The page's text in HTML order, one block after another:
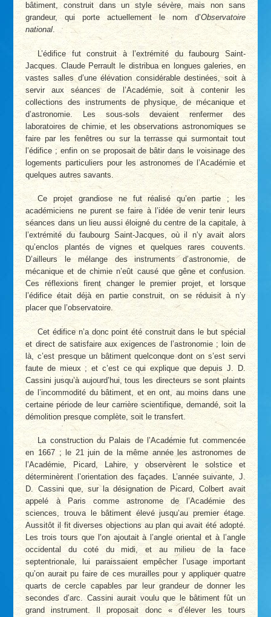
bâtiment, construit dans un style sévère, mais non sans
grandeur, qui porte actuellement le nom d’Observatoire
national.
L’édifice fut construit à l’extrémité du faubourg Saint-
Jacques. Claude Perrault le distribua en longues galeries, en
vastes salles d’une élévation considérable destinées, soit à
servir aux séances de l’Académie, soit à contenir les
collections des instruments de physique, de mécanique et
d’astronomie. Les sous-sols devaient renfermer des
laboratoires de chimie, et les observations astronomiques se
faire par les fenêtres ou sur la terrasse qui surmontait tout
l’édifice ; enfin on se proposait de bâtir dans le voisinage des
logements particuliers pour les astronomes de l’Académie et
quelques autres savants.
Ce projet grandiose ne fut réalisé qu’en partie ; les
académiciens ne purent se faire à l’idée de venir tenir leurs
séances dans un lieu aussi éloigné du centre de la capitale, à
l’extrémité du faubourg Saint-Jacques, où il n’y avait alors
qu’enclos plantés de vignes et quelques rares couvents.
D’ailleurs le mélange des instruments d’astronomie, de
mécanique et de chimie n’eût causé que gêne et confusion.
Ces réflexions firent changer le premier projet, et lorsque
l’édifice était déjà en partie construit, on se réduisit à n’y
placer que l’observatoire.
Cet édifice n’a donc point été construit dans le but spécial
et direct de satisfaire aux exigences de l’astronomie ; loin de
là, c’est presque un bâtiment quelconque dont on s’est servi
faute de mieux ; et c’est ce qui explique que depuis J. D.
Cassini jusqu’à aujourd’hui, tous les directeurs se sont plaints
de l’incommodité du bâtiment, et en ont, au moins dans une
certaine période de leur carrière scientifique, demandé, soit la
démolition presque complète, soit le transfert.
La construction du Palais de l’Académie fut commencée
en 1667 ; le 21 juin de la même année les astronomes de
l’Académie, Picard, Lahire, y observèrent le solstice et
déterminèrent l’orientation des façades. L’année suivante, J.
D. Cassini que, sur la désignation de Picard, Colbert avait
appelé à Paris comme astronome de l’Académie des
sciences, trouva le bâtiment élevé jusqu’au premier étage.
Aussitôt il fit diverses objections au plan qui avait été adopté.
Les trois tours que l’on ajoutait à l’angle oriental et à l’angle
occidental du coté du midi, et au milieu de la face
septentrionale, lui paraissaient empêcher l’usage important
qu’on aurait pu faire de ces murailles pour y appliquer quatre
quarts de cercle capables par leur grandeur de donner les
secondes d’arc. Cassini aurait voulu que le bâtiment fût un
grand instrument. Il proposait donc « d’élever les tours